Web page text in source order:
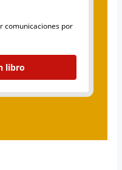
comunicaciones por
libro